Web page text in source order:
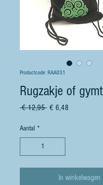
Productcode: RAA031
Rugzakje of
€ 12,95 Normale
€ 6,48
Aantal *
In winkelwagen